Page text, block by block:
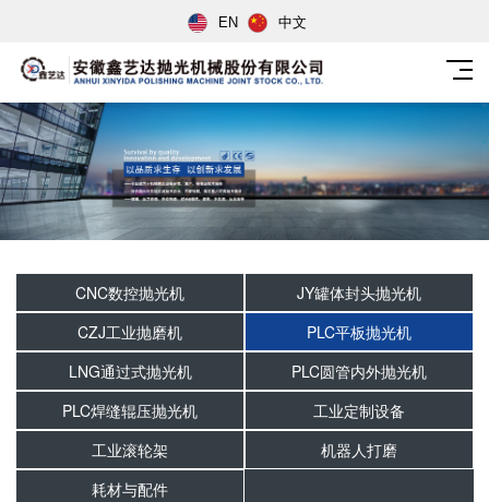
EN 中文
CNC数控抛光机
JY罐体封头抛光机
CZJ工业抛磨机
PLC平板抛光机
LNG通过式抛光机
PLC圆管内外抛光机
PLC焊缝辊压抛光机
工业定制设备
工业滚轮架
机器人打磨
耗材与配件